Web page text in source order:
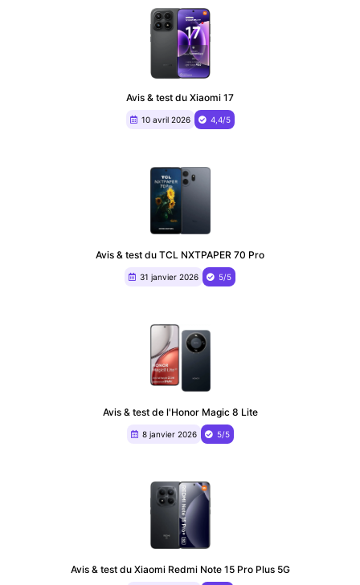
Avis & test du Xiaomi 17
10 avril 2026 4,4/5
Avis & test du TCL NXTPAPER 70 Pro
31 janvier 2026 5/5
Avis & test de l'Honor Magic 8 Lite
8 janvier 2026 5/5
Avis & test du Xiaomi Redmi Note 15 Pro Plus 5G